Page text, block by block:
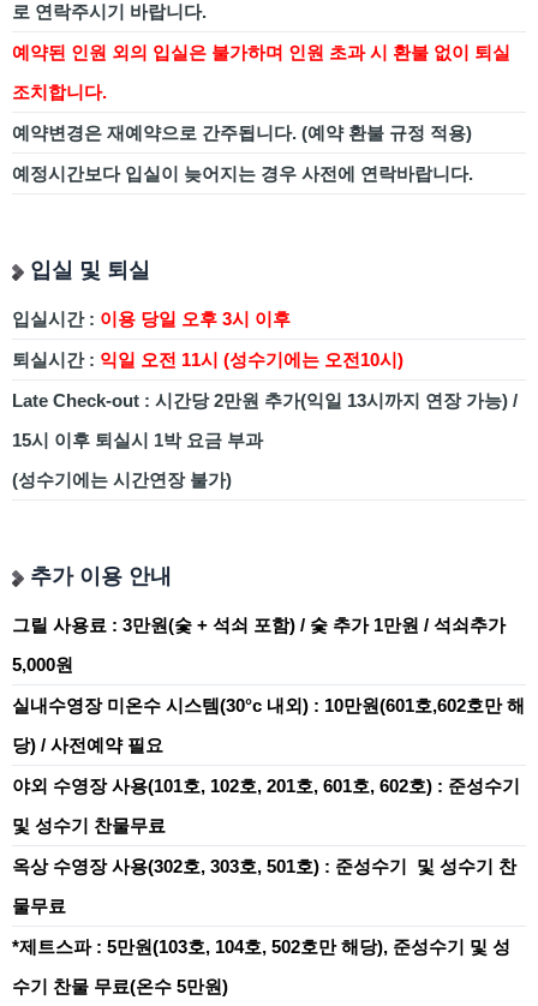
로 연락주시기 바랍니다.
예약된 인원 외의 입실은 불가하며 인원 초과 시 환불 없이 퇴실
조치합니다.
예약변경은 재예약으로 간주됩니다. (예약 환불 규정 적용)
예정시간보다 입실이 늦어지는 경우 사전에 연락바랍니다.
입실 및 퇴실
입실시간 : 이용 당일 오후 3시 이후
퇴실시간 : 익일 오전 11시 (성수기에는 오전10시)
Late Check-out : 시간당 2만원 추가(익일 13시까지 연장 가능) /
15시 이후 퇴실시 1박 요금 부과
(성수기에는 시간연장 불가)
추가 이용 안내
그릴 사용료 : 3만원(숯 + 석쇠 포함) / 숯 추가 1만원 / 석쇠추가
5,000원
실내수영장 미온수 시스템(30°c 내외) : 10만원(601호,602호만 해
당) / 사전예약 필요
야외 수영장 사용(101호, 102호, 201호, 601호, 602호) : 준성수기
및 성수기 찬물무료
옥상 수영장 사용(302호, 303호, 501호) : 준성수기 및 성수기 찬
물무료
*제트스파 : 5만원(103호, 104호, 502호만 해당), 준성수기 및 성
수기 찬물 무료(온수 5만원)